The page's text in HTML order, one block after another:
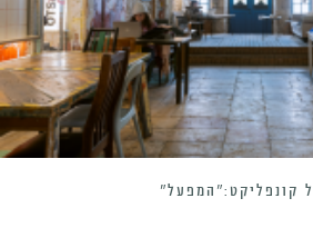
קונפליקט:”המפעל”